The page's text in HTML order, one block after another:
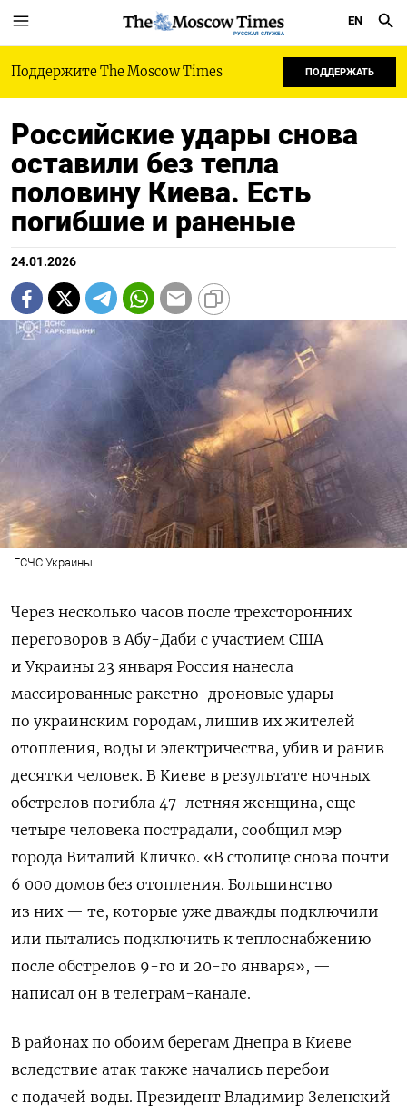
РУССКАЯ СЛУЖБА
EN
Поддержите The Moscow Times ПОДДЕРЖАТЬ
Российские удары снова
оставили без тепла
половину Киева. Есть
погибшие и раненые
24.01.2026
ГСЧС Украины
Через несколько часов после трехсторонних
переговоров в Абу-Даби с участием США
и Украины 23 января Россия нанесла
массированные ракетно-дроновые удары
по украинским городам, лишив их жителей
отопления, воды и электричества, убив и ранив
десятки человек. В Киеве в результате ночных
обстрелов погибла 47-летняя женщина, еще
четыре человека пострадали, сообщил мэр
города Виталий Кличко. «В столице снова почти
6 000 домов без отопления. Большинство
из них — те, которые уже дважды подключили
или пытались подключить к теплоснабжению
после обстрелов 9-го и 20-го января», —
написал он в телеграм-канале.
В районах по обоим берегам Днепра в Киеве
вследствие атак также начались перебои
с подачей воды. Президент Владимир Зеленский